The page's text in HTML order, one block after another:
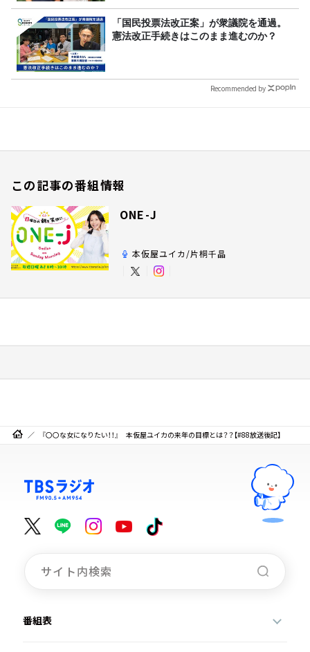
「国民投票法改正案」が衆議院を通過。
憲法改正手続きはこのまま進むのか？
Recommended by
この記事の番組情報
ONE-J
本仮屋ユイカ/片桐千晶
『〇〇な女になりたい！！』 本仮屋ユイカの来年の目標とは？？【#88放送後記】
番組表